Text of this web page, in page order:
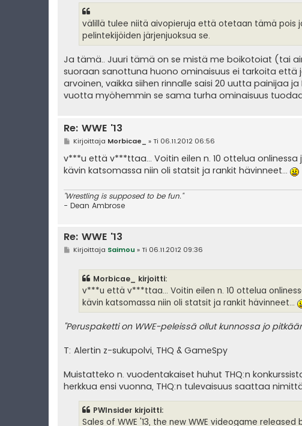
välillä tulee niitä aivopieruja että otetaan tämä pois
pelintekijöiden järjenjuoksua se.
Ja tämä.. Juuri tämä on se mistä me boikotoiat (tai
suoraan sanottuna huono ominaisuus ei tarkoita että
arvoinen, vaikka siihen rinnalle saisi 20 uutta painijaa
vuotta myöhemmin se sama turha ominaisuus
Re: WWE '13
V
e
t
Kirjoittaja Morbicae_ » Ti 06.11.2012 06:56
v***u että v***ttaa... Voitin eilen n. 10 ottelua onlinessa
kävin katsomassa niin oli statsit ja rankit hävinneet...
"Wrestling is supposed to be fun."
- Dean Ambrose
Re: WWE '13
VKirjoittaja Saimou » Ti 06.11.2012 09:36
Morbicae_ kirjoitti:
v***u että v***ttaa... Voitin eilen n. 10 ottelua
kävin katsomassa niin oli statsit ja rankit hävinneet...
"Peruspaketti on WWE-peleissä ollut kunnossa jo
T: Alertin z-sukupolvi, THQ & GameSpy
Muistatteko n. vuodentakaiset huhut THQ:n
herkkua ensi vuonna, THQ:n tulevaisuus saattaa
PWInsider kirjoitti:
Sales of WWE '13, the new WWE videogame